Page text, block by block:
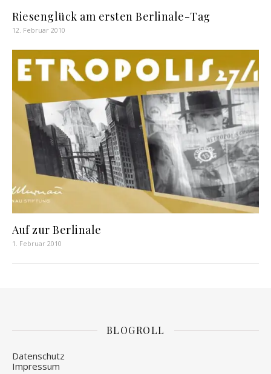
Riesenglück am ersten Berlinale-Tag
12. Februar 2010
Auf zur Berlinale
1. Februar 2010
BLOGROLL
Datenschutz
Impressum